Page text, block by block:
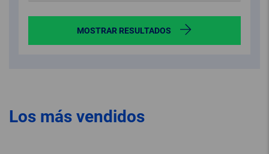
MOSTRAR RESULTADOS
Los más vendidos